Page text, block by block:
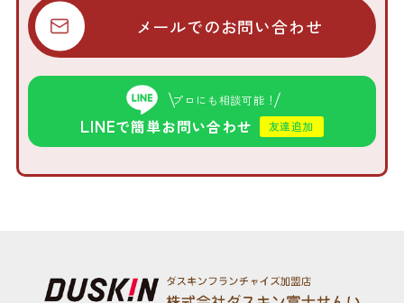
メールでのお問い合わせ
プロにも相談可能！
LINEで簡単お問い合わせ 友達追加